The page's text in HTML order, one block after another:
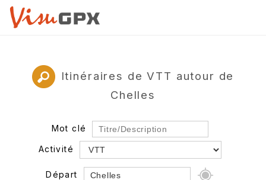
Itinéraires de VTT autour de
Chelles
Mot clé
Activité
Départ